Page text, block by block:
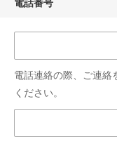
電話番号
電話連絡の際、ご連絡
ください。